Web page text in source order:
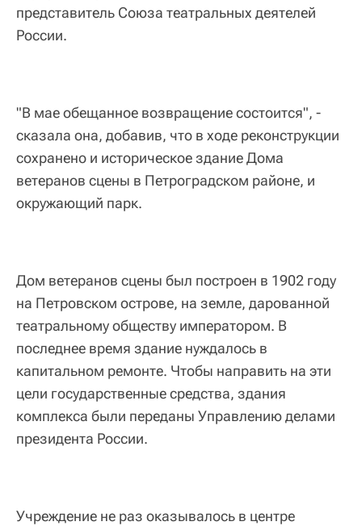
представитель Союза театральных деятелей
России.
"В мае обещанное возвращение состоится", -
сказала она, добавив, что в ходе реконструкции
сохранено и историческое здание Дома
ветеранов сцены в Петроградском районе, и
окружающий парк.
Дом ветеранов сцены был построен в 1902 году
на Петровском острове, на земле, дарованной
театральному обществу императором. В
последнее время здание нуждалось в
капитальном ремонте. Чтобы направить на эти
цели государственные средства, здания
комплекса были переданы Управлению делами
президента России.
Учреждение не раз оказывалось в центре